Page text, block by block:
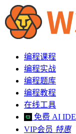
编程课程
编程实战
编程题库
编程教程
在线工具
免费 AI IDE
VIP会员 特惠